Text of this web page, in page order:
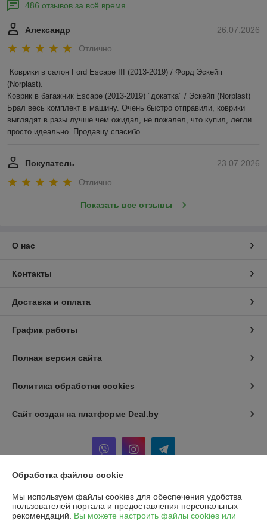
486 отзывов за всё время
26.07.2026
Александр
Отлично
Коврики в салон Ford Escape III (2013-2019) / Форд Эскейп
(Norplast).
Коврик в багажник Escape (2013-2019) "докатка" / Эскейп (Norplast)
Брал весь комплект в машину. Очень быстро отправили, коврики
выглядят в разы лучше чем ожидал, не пожалел, что купил, легли
просто идеально. Продавцу спасибо.
23.07.2026
Покупатель
Отлично
Показать все отзывы
О нас
Контакты
Доставка и оплата
График работы
Полная версия сайта
Политика обработки cookies
Сайт создан на платформе Deal.by
Информация для покупателя
Юридическое лицо: Частное унитарное предприятие «Рапидита»
220140, г. Минск, ул. Лещинского, 14А, пом. 342
Обработка файлов cookie
Мы используем файлы cookies для обеспечения удобства
пользователей портала и предоставления персональных
рекомендаций. Вы можете настроить файлы cookies или